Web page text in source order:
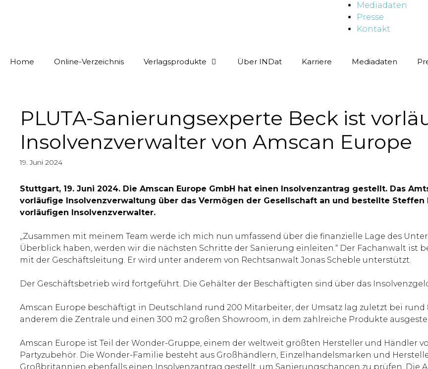
Mediadaten
Presse
Kontakt
Home Online-Verzeichnis Verlagsprodukte Über INDat Karriere Mediadaten
PLUTA-Sanierungsexperte Beck ist
Insolvenzverwalter von Amscan Europe
19. Juni 2024
Stuttgart, 19. Juni 2024. Die Amscan Europe GmbH hat einen Insolvenzantrag gestellt. Das
vorläufige Insolvenzverwaltung über das Vermögen der Gesellschaft an und bestellte Steffen
vorläufigen Insolvenzverwalter.
„Zusammen mit meinem Team werde ich mich nun umfassend über die finanzielle Lage des
Überblick haben, werden wir die nächsten Schritte der Sanierung einleiten.“ Der Fachanwalt ist
mit der Geschäftsleitung. Er wird unter anderem von Rechtsanwalt Jonas Scheble unterstützt.
Der Geschäftsbetrieb wird fortgeführt. Die Gehälter der Beschäftigten sind über das
Amscan Europe beschäftigt in Deutschland rund 200 Mitarbeiter, der Umsatz lag zuletzt bei
anderem die Zentrale und einen 300 m2 großen Showroom, in dem zahlreiche Produkte
Amscan Europe ist Teil der Wonder-Gruppe, einem der weltweit größten Hersteller und Händler
Partyzubehör. Die Wonder-Familie besteht aus Großhändlern, Einzelhandelsmarken und
Großbritannien ebenfalls einen Insolvenzantrag gestellt, um Sanierungschancen zu prüfen. Die